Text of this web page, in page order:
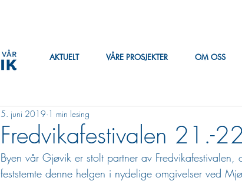
AKTUELT VÅRE PROSJEKTER OM OSS
Fredvikafestivalen 21.-
5. juni 2019 1 min lesing
Byen vår Gjøvik er stolt partner av
feststemte denne helgen i nydelige omgivelser ved